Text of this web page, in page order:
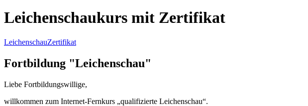
Leichenschaukurs mit Zertifikat
LeichenschauZertifikat
Fortbildung "Leichenschau"
Liebe Fortbildungswillige,
willkommen zum Internet-Fernkurs „qualifizierte Leichenschau“.